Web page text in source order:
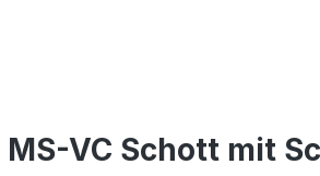
VC Schott mit